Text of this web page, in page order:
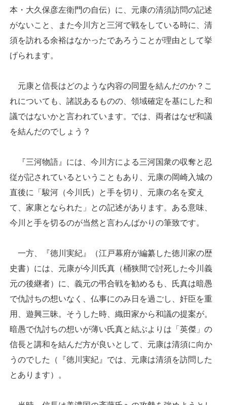
本・大久保彦左衛門の自伝）に、元康の清須訪問の記述
がないこと、また今川方と三河で戦をしている時に、清
須を訪れる余裕はなかったであろうことが理由として挙
げられます。
元康と信長はどのような内容の同盟を結んだのか？こ
れについても、諸説あるものの、領域確定を基にした和
議ではないかと言われています。では、両者はなぜ和議
を結んだのでしょう？
『三河物語』には、今川方による三河国衆の収奪と忍
従が記されているということもあり、元康の岡崎入城の
直後に「駿河（今川氏）と手を切り、元康の名を変え
て、家康となられた」との記述があります。ある意味、
今川と手を切るのが当然と言わんばかりの筆致です。
一方、『徳川実紀』（江戸幕府が編纂した徳川家の歴
史書）には、元康が今川氏真（桶狭間で討死した今川義
元の後継者）に、義元の弔合戦を勧めるも、氏真は暗愚
で仇討ちの想いなく、仏事にのみ日を過ごし、奸臣を重
用、遊興三昧。そうした時、織田家から和議の提案が。
暗愚で仇討ちの想いが薄い氏真と結ぶよりは「英傑」の
信長と講和を結んだ方が良いとして、元康は清須に向か
うのでした（『徳川実紀』では、元康は清須を訪問した
とあります）。